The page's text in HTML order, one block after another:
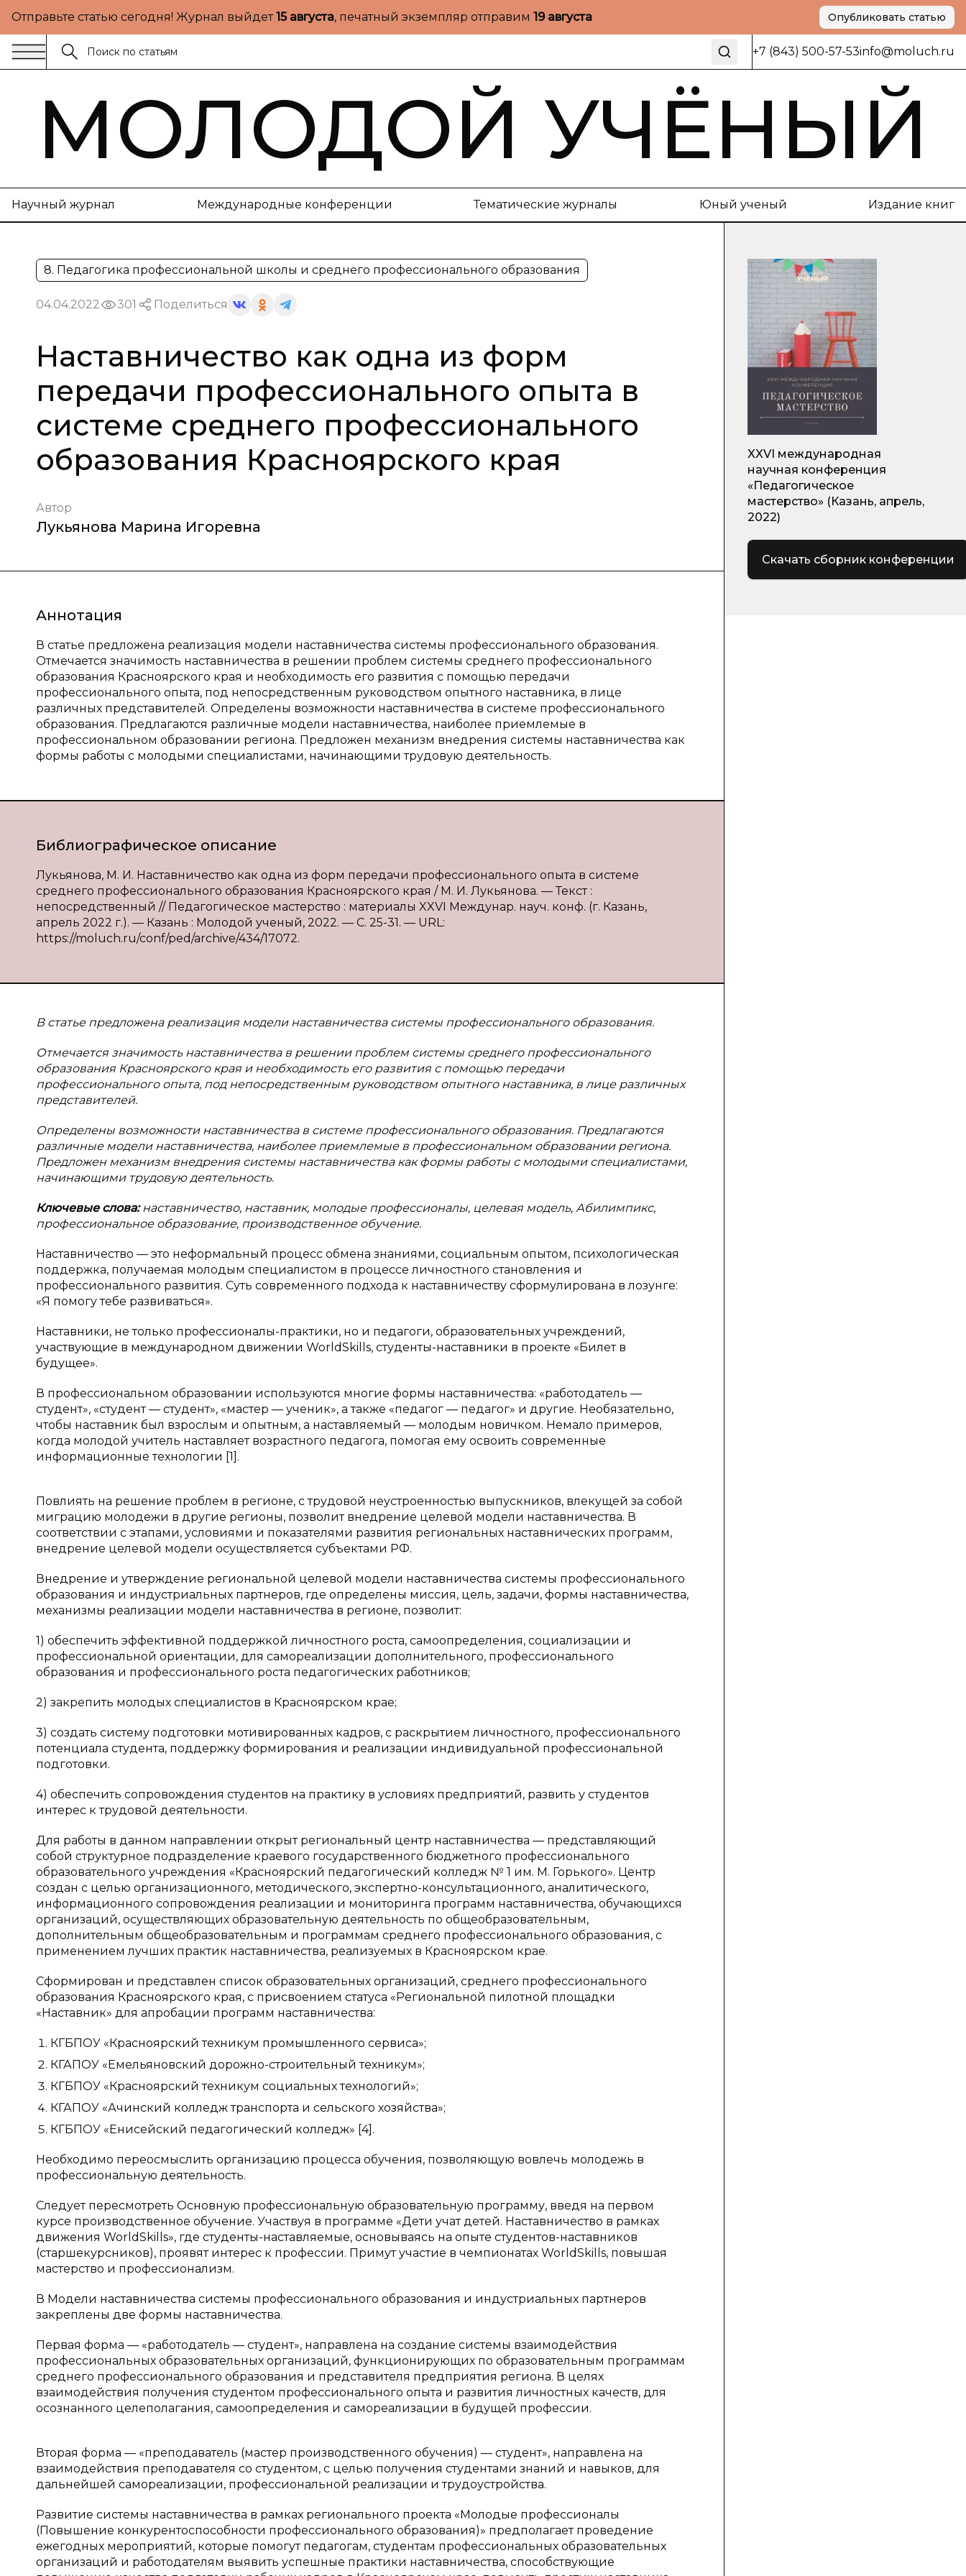
Отправьте статью сегодня! Журнал выйдет15 августа, печатный экземпляр отправим 19 августа Опубликовать статью
+7 (843) 500-57-53info@moluch.ru
МОЛОДОЙ УЧЁНЫЙ
Научный журнал Международные конференции Тематические журналы Юный ученый Издание книг
8. Педагогика профессиональной школы и среднего профессионального образования
04.04.2022 301 Поделиться
Наставничество как одна из форм
передачи профессионального опыта в
системе среднего профессионального
образования Красноярского края
Автор
Лукьянова Марина Игоревна
Аннотация
В статье предложена реализация модели наставничества системы профессионального образования.
Отмечается значимость наставничества в решении проблем системы среднего профессионального
образования Красноярского края и необходимость его развития с помощью передачи
профессионального опыта, под непосредственным руководством опытного наставника, в лице
различных представителей. Определены возможности наставничества в системе профессионального
образования. Предлагаются различные модели наставничества, наиболее приемлемые в
профессиональном образовании региона. Предложен механизм внедрения системы наставничества как
формы работы с молодыми специалистами, начинающими трудовую деятельность.
Библиографическое описание
Лукьянова, М. И. Наставничество как одна из форм передачи профессионального опыта в системе
среднего профессионального образования Красноярского края / М. И. Лукьянова. — Текст :
непосредственный // Педагогическое мастерство : материалы XXVI Междунар. науч. конф. (г. Казань,
апрель 2022 г.). — Казань : Молодой ученый, 2022. — С. 25-31. — URL:
https://moluch.ru/conf/ped/archive/434/17072.
В статье предложена реализация модели наставничества системы профессионального образования.
Отмечается значимость наставничества в решении проблем системы среднего профессионального
образования Красноярского края и необходимость его развития с помощью передачи
профессионального опыта, под непосредственным руководством опытного наставника, в лице различных
представителей.
Определены возможности наставничества в системе профессионального образования. Предлагаются
различные модели наставничества, наиболее приемлемые в профессиональном образовании региона.
Предложен механизм внедрения системы наставничества как формы работы с молодыми специалистами,
начинающими трудовую деятельность.
Ключевые слова:наставничество, наставник, молодые профессионалы, целевая модель, Абилимпикс,
профессиональное образование, производственное обучение.
Наставничество — это неформальный процесс обмена знаниями, социальным опытом, психологическая
поддержка, получаемая молодым специалистом в процессе личностного становления и
профессионального развития. Суть современного подхода к наставничеству сформулирована в лозунге:
«Я помогу тебе развиваться».
Наставники, не только профессионалы-практики, но и педагоги, образовательных учреждений,
участвующие в международном движении WorldSkills, студенты-наставники в проекте «Билет в
будущее».
В профессиональном образовании используются многие формы наставничества: «работодатель —
студент», «студент — студент», «мастер — ученик», а также «педагог — педагог» и другие. Необязательно,
чтобы наставник был взрослым и опытным, а наставляемый — молодым новичком. Немало примеров,
когда молодой учитель наставляет возрастного педагога, помогая ему освоить современные
информационные технологии [1].
Повлиять на решение проблем в регионе, с трудовой неустроенностью выпускников, влекущей за собой
миграцию молодежи в другие регионы, позволит внедрение целевой модели наставничества. В
соответствии с этапами, условиями и показателями развития региональных наставнических программ,
внедрение целевой модели осуществляется субъектами РФ.
Внедрение и утверждение региональной целевой модели наставничества системы профессионального
образования и индустриальных партнеров, где определены миссия, цель, задачи, формы наставничества,
механизмы реализации модели наставничества в регионе, позволит:
1) обеспечить эффективной поддержкой личностного роста, самоопределения, социализации и
профессиональной ориентации, для самореализации дополнительного, профессионального
образования и профессионального роста педагогических работников;
2) закрепить молодых специалистов в Красноярском крае;
3) создать систему подготовки мотивированных кадров, с раскрытием личностного, профессионального
потенциала студента, поддержку формирования и реализации индивидуальной профессиональной
подготовки.
4) обеспечить сопровождения студентов на практику в условиях предприятий, развить у студентов
интерес к трудовой деятельности.
Для работы в данном направлении открыт региональный центр наставничества — представляющий
собой структурное подразделение краевого государственного бюджетного профессионального
образовательного учреждения «Красноярский педагогический колледж № 1 им. М. Горького». Центр
создан с целью организационного, методического, экспертно-консультационного, аналитического,
информационного сопровождения реализации и мониторинга программ наставничества, обучающихся
организаций, осуществляющих образовательную деятельность по общеобразовательным,
дополнительным общеобразовательным и программам среднего профессионального образования, с
применением лучших практик наставничества, реализуемых в Красноярском крае.
Сформирован и представлен список образовательных организаций, среднего профессионального
образования Красноярского края, с присвоением статуса «Региональной пилотной площадки
«Наставник» для апробации программ наставничества:
КГБПОУ «Красноярский техникум промышленного сервиса»;
КГАПОУ «Емельяновский дорожно-строительный техникум»;
КГБПОУ «Красноярский техникум социальных технологий»;
КГАПОУ «Ачинский колледж транспорта и сельского хозяйства»;
КГБПОУ «Енисейский педагогический колледж» [4].
Необходимо переосмыслить организацию процесса обучения, позволяющую вовлечь молодежь в
профессиональную деятельность.
Следует пересмотреть Основную профессиональную образовательную программу, введя на первом
курсе производственное обучение. Участвуя в программе «Дети учат детей. Наставничество в рамках
движения WorldSkills», где студенты-наставляемые, основываясь на опыте студентов-наставников
(старшекурсников), проявят интерес к профессии. Примут участие в чемпионатах WorldSkills, повышая
мастерство и профессионализм.
В Модели наставничества системы профессионального образования и индустриальных партнеров
закреплены две формы наставничества.
Первая форма — «работодатель — студент», направлена на создание системы взаимодействия
профессиональных образовательных организаций, функционирующих по образовательным программам
среднего профессионального образования и представителя предприятия региона. В целях
взаимодействия получения студентом профессионального опыта и развития личностных качеств, для
осознанного целеполагания, самоопределения и самореализации в будущей профессии.
Вторая форма — «преподаватель (мастер производственного обучения) — студент», направлена на
взаимодействия преподавателя со студентом, с целью получения студентами знаний и навыков, для
дальнейшей самореализации, профессиональной реализации и трудоустройства.
Развитие системы наставничества в рамках регионального проекта «Молодые профессионалы
(Повышение конкурентоспособности профессионального образования)» предполагает проведение
ежегодных мероприятий, которые помогут педагогам, студентам профессиональных образовательных
организаций и работодателям выявить успешные практики наставничества, способствующие
XXVI международная
научная конференция
«Педагогическое
мастерство» (Казань, апрель,
2022)
Скачать сборник конференции